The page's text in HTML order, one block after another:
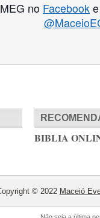
no Facebook
BIBLIA
© 2022 Maceió